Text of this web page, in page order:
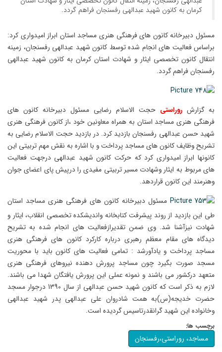
کرمان به کانون شهید عبدالهی رفسنجان فراهم گردد.
مسئول دبیرخانه کانون های فرهنگی هنری مساجد استان ابراز امیدواری کرد:
براساس فعالیت های انجام شده توسط کانون شهید عبدالهی رفسنجان، زمینه
انتقال کانون تخصصی ایثار و شهادت استان کرمان به کانون شهید عبدالهی
رفسنجان فراهم گردد.
به گزارش روراستی حجت الاسلام رضایی مسئول دبیرخانه کانون های
فرهنگی هنری مساجد استان به همراه معاونین خود ،از کانون فرهنگی هنری
شهید حسن عبدالهی رفسنجان بازدید کرد. در بازدید حجت الاسلام رضایی به
تشریح وظایف کانون های مساجد پرداخت و با اشاره به نقش مهم تربیتی این
کانونها ابراز امیدواری کرد که حرکت کانون شهید عبدالهی درجهت فعالیت
های مربوط به ایثار وشهادت مسیر تربیتی مفیدی را درپیش پای اعضای جوان
وهنرمند این کانون قراردهد.
مسئول دبیرخانه کانون های فرهنگی هنری مساجد استان
طی این بازدید از روند پیشرفت کتابخانه واندیشکده تخصصی انقلاب، ایثار و
شهادت نیزآشنا شد. وی ضمن تقدیرازفعالیت های انجام شده به تشریح
دیدگاه های مقام معظم رهبری درباره کارکرد کانون های فرهنگی هنری
مساجد پرداخت و یادآورشد : تمامی فعالیت های کانون باید با محوریت
مسجد صورت بگیرد چون مساجد پرورش دهنده نیروهای فرهنگی هنری
متعهد درکشور می باشند و نمونه عملی این پرورش یافتگان شهدا می باشند.
لازم به ذکر است که کانون شهید حسن عبدالهی از سال 1390 درجوار مسجد
حضرت خدیجه(س)به همت شادروان علی عبدالهی پدر شهید عبدالهی
وخانواده این شهید گرانقدرتاسیس گردیده است.
برچسب ها:
مساجد، روراستی،رفسنجان